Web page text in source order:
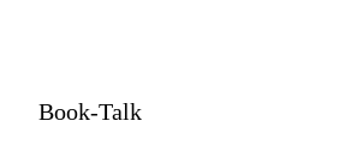
Book-Talk